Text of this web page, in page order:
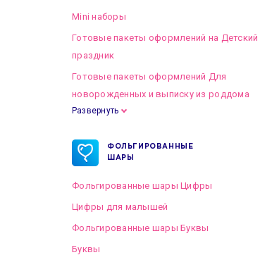
Mini наборы
Готовые пакеты оформлений на Детский
праздник
Готовые пакеты оформлений Для
новорожденных и выписку из роддома
Готовые пакеты оформлений на Свадьбу
Развернуть
ФОЛЬГИРОВАННЫЕ
ШАРЫ
Фольгированные шары Цифры
Цифры для малышей
Фольгированные шары Буквы
Буквы